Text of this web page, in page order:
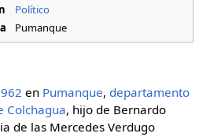
Político
Pumanque
en Pumanque, departamento
Colchagua, hijo de Bernardo
de las Mercedes Verdugo